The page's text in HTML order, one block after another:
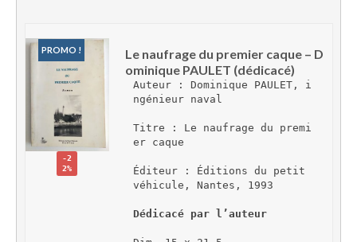
PROMO !
-2
2%
Le naufrage du premier caque – D
ominique PAULET (dédicacé)
Auteur : Dominique PAULET, i
ngénieur naval
Titre : Le naufrage du premi
er caque
Éditeur : Éditions du petit
véhicule, Nantes, 1993
Dédicacé par l’auteur